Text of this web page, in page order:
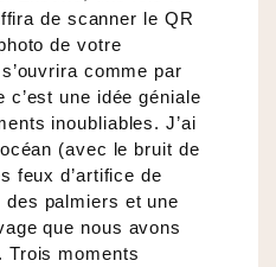
de scanner le QR
de votre
comme par
c’est une idée géniale
inoubliables. J’ai
(avec le bruit de
feux d’artifice de
palmiers et une
que nous avons
Trois moments